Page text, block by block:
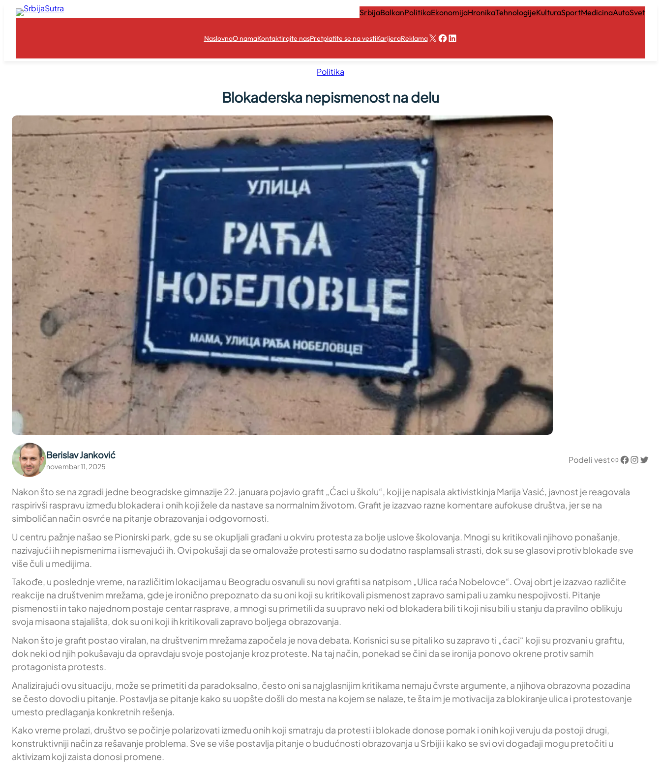
Skoči
SrbijaBalkanPolitikaEkonomijaHronikaTehnologijeKulturaSportMedicinaAutoSvet
NaslovnaO namaKontaktirajte nasPretplatite se na vestiKarijeraReklamaX Facebook
LinkedIn
Politika
Blokaderska nepismenost na delu
Berislav Janković
novembar 11, 2025
Podeli vestLink Facebook InstagramTwitter
Nakon što se na zgradi jedne beogradske gimnazije 22. januara pojavio grafit „Ćaci u školu“, koji je napisala aktivistkinja Marija Vasić, javnost je reagovala
raspirivši raspravu između blokadera i onih koji žele da nastave sa normalnim životom. Grafit je izazvao razne komentare aufokuse društva, jer se na
simboličan način osvrće na pitanje obrazovanja i odgovornosti.
U centru pažnje našao se Pionirski park, gde su se okupljali građani u okviru protesta za bolje uslove školovanja. Mnogi su kritikovali njihovo ponašanje,
nazivajući ih nepismenima i ismevajući ih. Ovi pokušaji da se omalovaže protesti samo su dodatno rasplamsali strasti, dok su se glasovi protiv blokade sve
više čuli u medijima.
Takođe, u poslednje vreme, na različitim lokacijama u Beogradu osvanuli su novi grafiti sa natpisom „Ulica raća Nobelovce“. Ovaj obrt je izazvao različite
reakcije na društvenim mrežama, gde je ironično prepoznato da su oni koji su kritikovali pismenost zapravo sami pali u zamku nespojivosti. Pitanje
pismenosti in tako najednom postaje centar rasprave, a mnogi su primetili da su upravo neki od blokadera bili ti koji nisu bili u stanju da pravilno oblikuju
svoja misaona stajališta, dok su oni koji ih kritikovali zapravo boljega obrazovanja.
Nakon što je grafit postao viralan, na društvenim mrežama započela je nova debata. Korisnici su se pitali ko su zapravo ti „ćaci“ koji su prozvani u grafitu,
dok neki od njih pokušavaju da opravdaju svoje postojanje kroz proteste. Na taj način, ponekad se čini da se ironija ponovo okrene protiv samih
protagonista protests.
Analizirajući ovu situaciju, može se primetiti da paradoksalno, često oni sa najglasnijim kritikama nemaju čvrste argumente, a njihova obrazovna pozadina
se često dovodi u pitanje. Postavlja se pitanje kako su uopšte došli do mesta na kojem se nalaze, te šta im je motivacija za blokiranje ulica i protestovanje
umesto predlaganja konkretnih rešenja.
Kako vreme prolazi, društvo se počinje polarizovati između onih koji smatraju da protesti i blokade donose pomak i onih koji veruju da postoji drugi,
konstruktivniji način za rešavanje problema. Sve se više postavlja pitanje o budućnosti obrazovanja u Srbiji i kako se svi ovi događaji mogu pretočiti u
aktivizam koji zaista donosi promene.